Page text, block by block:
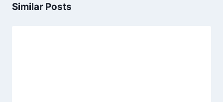
Similar Posts